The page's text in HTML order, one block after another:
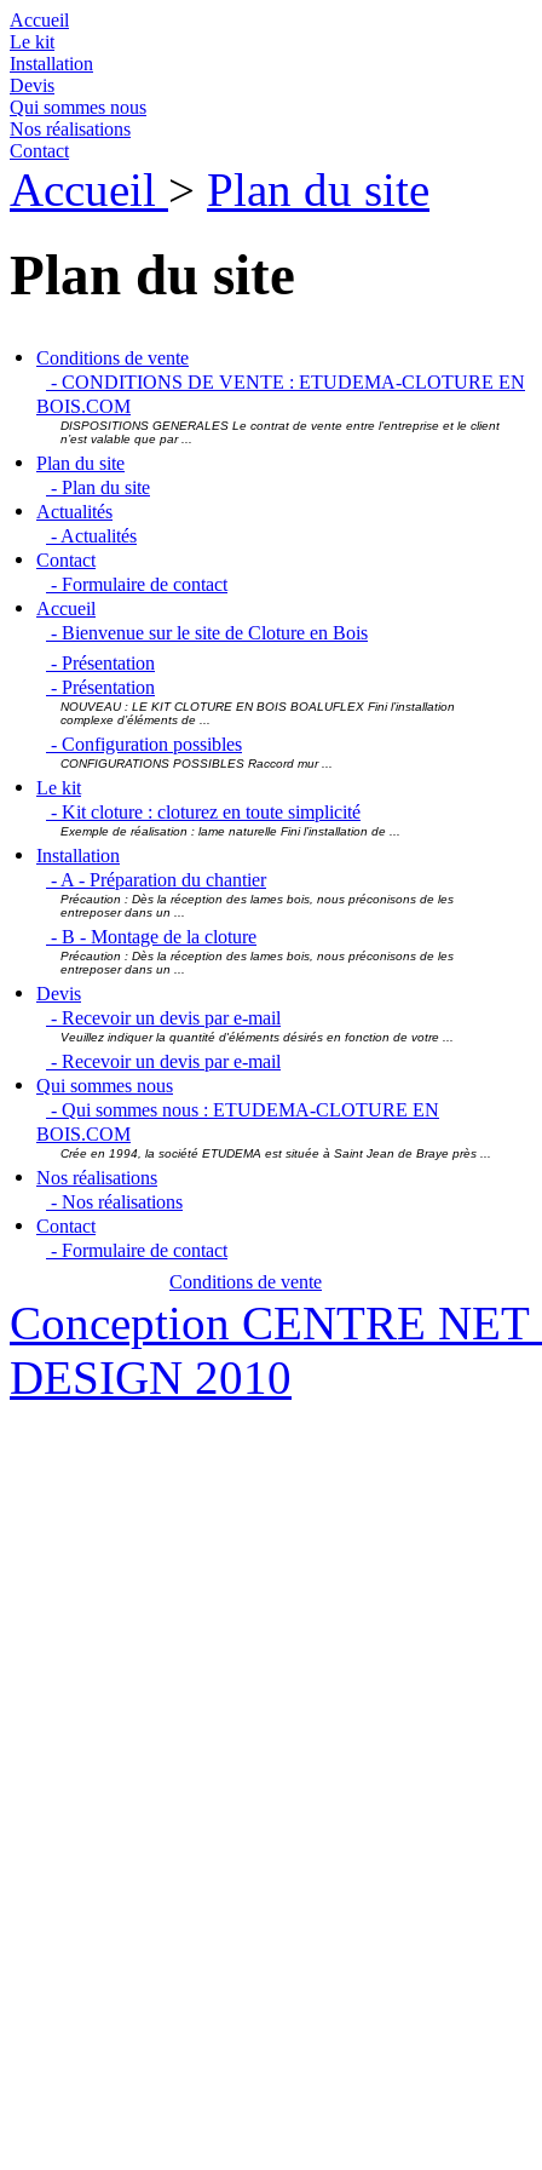
Accueil
Le kit
Installation
Devis
Qui sommes nous
Nos réalisations
Contact
Accueil > Plan du site
Plan du site
Conditions de vente
- CONDITIONS DE VENTE : ETUDEMA-CLOTURE EN
BOIS.COM
DISPOSITIONS GENERALES Le contrat de vente entre l’entreprise et le client
n’est valable que par ...
Plan du site
- Plan du site
Actualités
- Actualités
Contact
- Formulaire de contact
Accueil
- Bienvenue sur le site de Cloture en Bois
- Présentation
- Présentation
NOUVEAU : LE KIT CLOTURE EN BOIS BOALUFLEX Fini l’installation
complexe d’éléments de ...
- Configuration possibles
CONFIGURATIONS POSSIBLES Raccord mur ...
Le kit
- Kit cloture : cloturez en toute simplicité
Exemple de réalisation : lame naturelle Fini l’installation de ...
Installation
- A - Préparation du chantier
Précaution : Dès la réception des lames bois, nous préconisons de les
entreposer dans un ...
- B - Montage de la cloture
Précaution : Dès la réception des lames bois, nous préconisons de les
entreposer dans un ...
Devis
- Recevoir un devis par e-mail
Veuillez indiquer la quantité d'éléments désirés en fonction de votre ...
- Recevoir un devis par e-mail
Qui sommes nous
- Qui sommes nous : ETUDEMA-CLOTURE EN
BOIS.COM
Crée en 1994, la société ETUDEMA est située à Saint Jean de Braye près ...
Nos réalisations
- Nos réalisations
Contact
- Formulaire de contact
Conditions de vente
Conception CENTRE
DESIGN 2010